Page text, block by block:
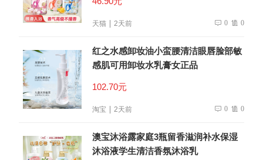
天猫 2天前 0 0
红之水感卸妆油小蛮腰清洁眼唇脸部敏
感肌可用卸妆水乳膏女正品
102.70元
淘宝 2天前 0 0
澳宝沐浴露家庭3瓶留香滋润补水保湿
沐浴液学生清洁香氛沐浴乳